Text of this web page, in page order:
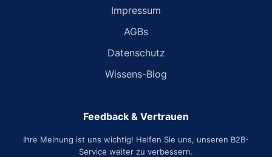
Impressum
AGBs
Datenschutz
Wissens-Blog
Feedback & Vertrauen
Ihre Meinung ist uns wichtig! Helfen Sie uns, unseren B2B-
Service weiter zu verbessern.